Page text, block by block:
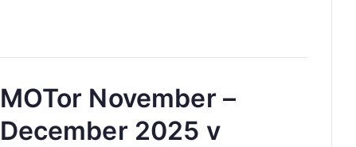
MOTor November –
December 2025 v